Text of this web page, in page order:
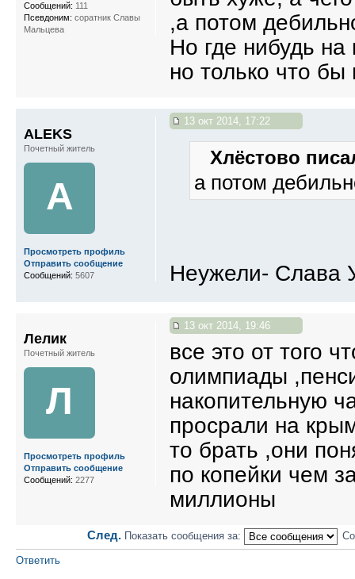
,а потом
Но где нибудь на
но только что
Сообщений: 111
Псевдоним: соратник Славы
Мальцева
13 окт 2014, 17:22
Хлёстово
а потом
Неужели- Слава
ALEKS
Почетный житель
A
Просмотреть профиль
Отправить сообщение
Сообщений: 5607
13 окт 2014, 19:46
все это от того
олимпиады
накопительную
просрали на
то брать ,они
по копейки чем
миллионы
Лелик
Почетный житель
Л
Просмотреть профиль
Отправить сообщение
Сообщений: 2277
След. Показать сообщения за:
Ответить